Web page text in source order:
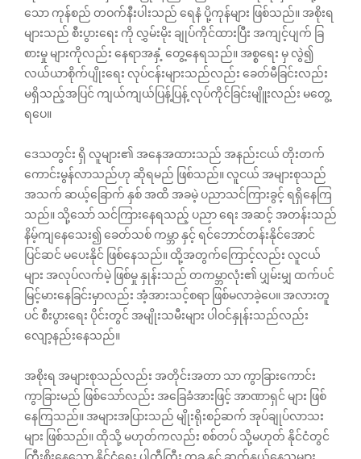
သော ကုန်စည် တဝက်နီးပါးသည် ရေနံ ပို့ကုန်များ ဖြစ်သည်။ အစိုးရ
များသည် စီးပွားရေး ကို လွှမ်းမိုး ချုပ်ကိုင်ထားပြီး အကျင့်ပျက် ခြ
စားမှု များကိုလည်း နေရာအနှံ့ တွေ့နေရသည်။ အစ္စရေး မှ လွဲ၍
လယ်ယာစိုက်ပျိုးရေး လုပ်ငန်းများသည်လည်း ခေတ်မီခြင်းလည်း
မရှိသည့်အပြင် ကျယ်ကျယ်ပြန့်ပြန့် လုပ်ကိုင်ခြင်းမျိူးလည်း မတွေ့
ရပေ။
ဒေသတွင်း ရှိ လူများ၏ အနေအထားသည် အနည်းငယ် တိုးတက်
ကောင်းမွန်လာသည်ဟု ဆိုရမည် ဖြစ်သည်။ လူငယ် အများစုသည်
အသက် ဆယ့်ခြောက် နှစ် အထိ အခမဲ့ ပညာသင်ကြားခွင့် ရရှိနေကြ
သည်။ သို့သော် သင်ကြားနေရသည့် ပညာ ရေး အဆင့် အတန်းသည်
နိမ့်ကျနေသေး၍ ခေတ်သစ် ကမ္ဘာ နှင့် ရင်ဘောင်တန်းနိုင်အောင်
ပြင်ဆင် ‌မပေးနိုင် ဖြစ်နေသည်။ ထို့အတွက်ကြောင့်လည်း လူငယ်
များ အလုပ်လက်မဲ့ ဖြစ်မှု နှုန်းသည် တကမ္ဘာလုံး၏ ပျှမ်းမျှ ထက်ပင်
မြင့်မားနေခြင်းမှာလည်း အံ့အားသင့်စရာ ဖြစ်မလာခဲ့ပေ။ အလားတူ
ပင် စီးပွားရေး ပိုင်းတွင် အမျိုးသမီးများ ပါဝင်နှုန်းသည်လည်း
လျော့နည်းနေသည်။
အစိုးရ အများစုသည်လည်း အတိုင်းအတာ သာ ကွာခြားကောင်း
ကွာခြားမည် ဖြစ်သော်လည်း အခြေခံအားဖြင့် အာဏာရှင် များ ဖြစ်
နေကြသည်။ အများအပြားသည် မျိုးရိုးစဉ်ဆက် အုပ်ချုပ်လာသး
များ ဖြစ်သည်။ ထိုသို့ မဟုတ်ကလည်း စစ်တပ် သို့မဟုတ် နိုင်ငံတွင်